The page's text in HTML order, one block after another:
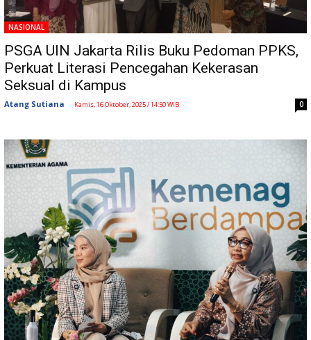
NASIONAL
PSGA UIN Jakarta Rilis Buku Pedoman PPKS,
Perkuat Literasi Pencegahan Kekerasan
Seksual di Kampus
Atang Sutiana - Kamis, 16 Oktober, 2025 / 14:50 WIB 0